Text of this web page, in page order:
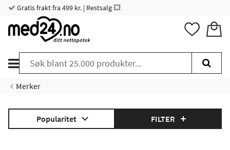
Gratis frakt fra 499 kr. | Restsalg 💥
Merker
Popularitet FILTER